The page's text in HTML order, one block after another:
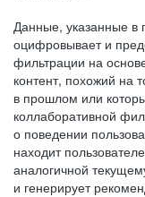
Данные, указанные
оцифровывает и
фильтрации на
контент, похожий на
в прошлом или
коллаборативной
о поведении
находит
аналогичной
и генерирует